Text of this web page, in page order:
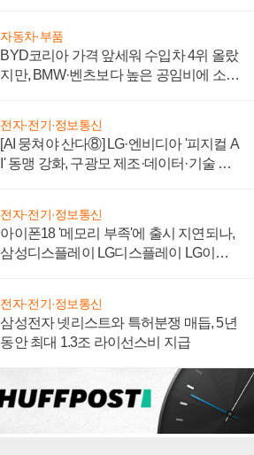
자동차·부품
BYD코리아 가격 앞세워 수입차 4위 올랐
지만, BMW·벤츠보다 높은 공임비에 소비
전자·전기·정보통신
[AI 뭉쳐야 산다⑧] LG·엔비디아 '피지컬 A
I' 동맹 강화, 구광모 제조·데이터·기술 결
전자·전기·정보통신
아이폰18 '메모리 부족'에 출시 지연되나,
삼성디스플레이 LG디스플레이 LG이노
전자·전기·정보통신
삼성전자 넷리스트와 특허분쟁 매듭, 5년
동안 최대 1.3조 라이선스비 지급